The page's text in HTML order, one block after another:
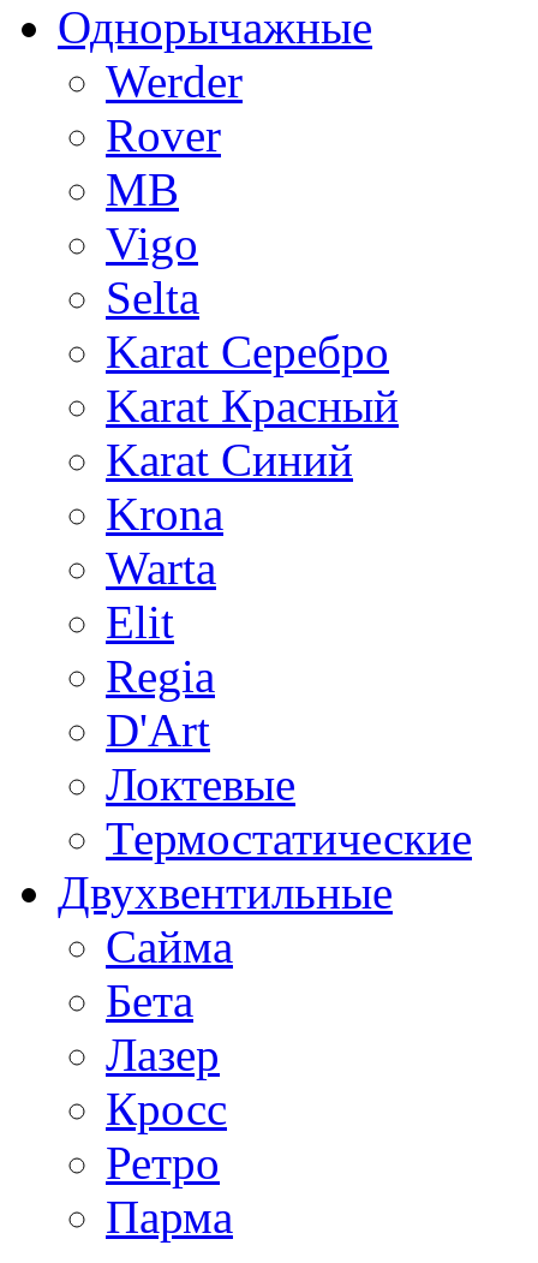
Однорычажные
Werder
Rover
MB
Vigo
Selta
Karat Серебро
Karat Красный
Karat Синий
Krona
Warta
Elit
Regia
D'Art
Локтевые
Термостатические
Двухвентильные
Сайма
Бета
Лазер
Кросс
Ретро
Парма